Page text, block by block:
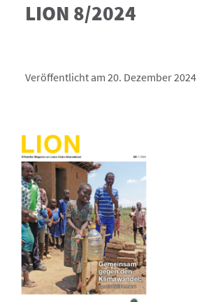
LION 8/2024
Veröffentlicht am 20. Dezember 2024